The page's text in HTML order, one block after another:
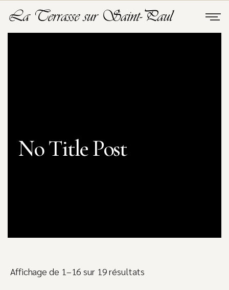
No Title Post
Affichage de 1–16 sur 19 résultats